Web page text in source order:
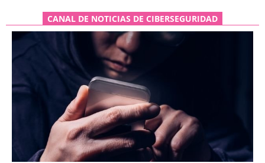
CANAL DE NOTICIAS DE CIBERSEGURIDAD